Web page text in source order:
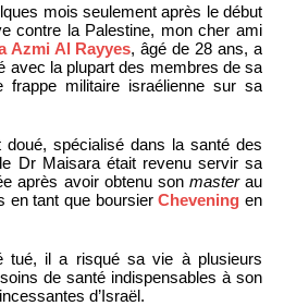
mois seulement après le début
contre la Palestine, mon cher ami
Azmi Al Rayyes, âgé de 28 ans, a
avec la plupart des membres de sa
frappe militaire israélienne sur sa
doué, spécialisé dans la santé des
Dr Maisara était revenu servir sa
après avoir obtenu son masterau
en tant que boursierChevening en
tué, il a risqué sa vie à plusieurs
de santé indispensables à son
d’Israël.